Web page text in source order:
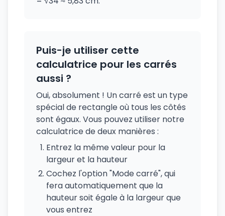
Puis-je utiliser cette
calculatrice pour les carrés
aussi ?
Oui, absolument ! Un carré est un type
spécial de rectangle où tous les côtés
sont égaux. Vous pouvez utiliser notre
calculatrice de deux manières :
Entrez la même valeur pour la
largeur et la hauteur
Cochez l'option "Mode carré", qui
fera automatiquement que la
hauteur soit égale à la largeur que
vous entrez